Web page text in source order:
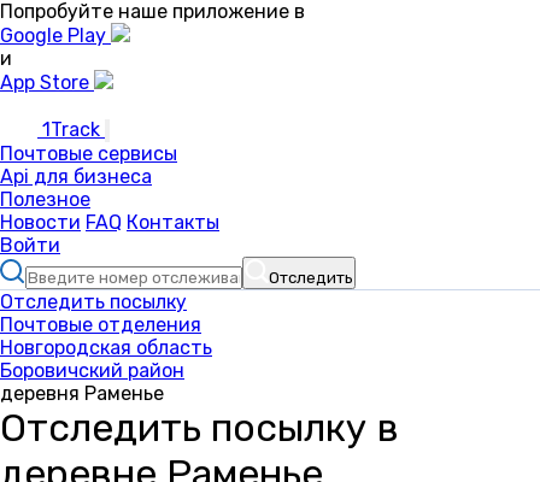
Попробуйте наше приложение в
Google Play
и
App Store
1Track
Почтовые сервисы
Api для бизнеса
Полезное
Новости FAQ Контакты
Войти
Отследить
Отследить посылку
Почтовые отделения
Новгородская область
Боровичский район
деревня Раменье
Отследить посылку в